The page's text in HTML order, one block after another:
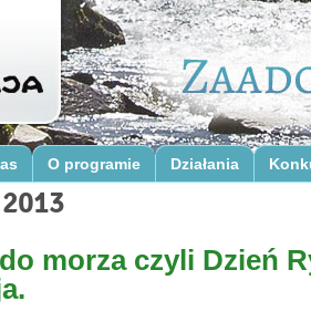
O programie Działania
morza czyli Dzień